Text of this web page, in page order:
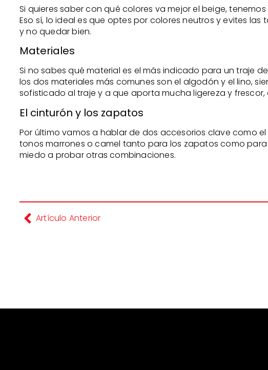
Si quieres saber con qué colores va mejor el beige,
Eso sí, lo ideal es que optes por colores neutros y evites
y no quedar bien.
Materiales
Si no sabes qué material es el más indicado para un traje
los dos materiales más comunes son el algodón y el lino,
sofisticado al traje y a que aporta mucha ligereza y
El cinturón y los zapatos
Por último vamos a hablar de dos accesorios clave como
tonos marrones o camel tanto para los zapatos como
miedo a probar otras combinaciones.
Artículo Anterior